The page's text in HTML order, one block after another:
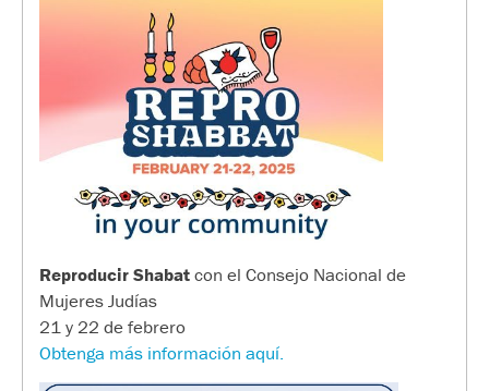
Reproducir Shabatcon el Consejo Nacional de
Mujeres Judías
21 y 22 de febrero
Obtenga más información aquí.